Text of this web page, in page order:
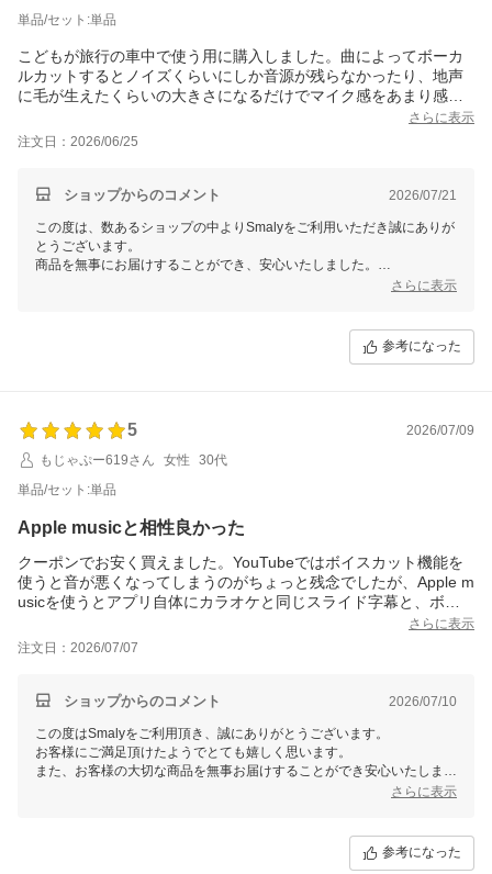
単品/セット:単品
こどもが旅行の車中で使う用に購入しました。曲によってボーカ
ルカットするとノイズくらいにしか音源が残らなかったり、地声
に毛が生えたくらいの大きさになるだけでマイク感をあまり感じ
なかったり、小さなお子さんには少し重めかもな点はあります
が、手軽にカラオケが楽しめていたので買って良かったです。
さらに表示
注文日：2026/06/25
ショップからのコメント 2026/07/21
この度は、数あるショップの中よりSmalyをご利用いただき誠にありが
とうございます。
商品を無事にお届けすることができ、安心いたしました。
レビューをご投稿いただき誠にありがとうございました。
さらに表示
参考になった
5
2026/07/09
もじゃぷー619さん
女性
30代
単品/セット:単品
Apple musicと相性良かった
クーポンでお安く買えました。YouTubeではボイスカット機能を
使うと音が悪くなってしまうのがちょっと残念でしたが、Apple m
usicを使うとアプリ自体にカラオケと同じスライド字幕と、ボイ
スカット機能がついているため本物のカラオケのように歌う事が
でき満足です。本体もこの値段でこのクオリティなら充分だと思
います。子ども達も喜んでいます。
さらに表示
注文日：2026/07/07
ショップからのコメント 2026/07/10
この度はSmalyをご利用頂き、誠にありがとうございます。
お客様にご満足頂けたようでとても嬉しく思います。
また、お客様の大切な商品を無事お届けすることができ安心いたしまし
またのご来店をスタッフ一同心よりお待ちしております。
さらに表示
参考になった